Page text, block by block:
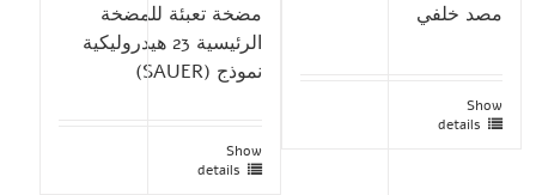
مصد خلفي
Show
details
مضخة تعبئة للمضخة
الرئيسية 23 هيدروليكية
نموذج (SAUER)
Show
details